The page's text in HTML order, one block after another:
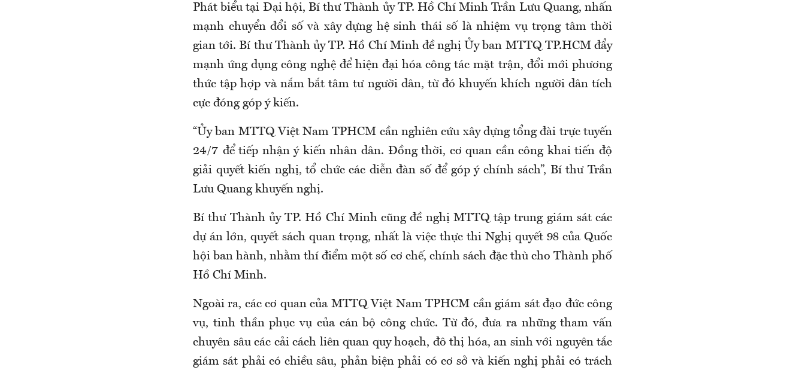
Phát biểu tại Đại hội, Bí thư Thành ủy TP. Hồ Chí Minh Trần Lưu Quang, nhấn
mạnh chuyển đổi số và xây dựng hệ sinh thái số là nhiệm vụ trọng tâm thời
gian tới. Bí thư Thành ủy TP. Hồ Chí Minh đề nghị Ủy ban MTTQ TP.HCM đẩy
mạnh ứng dụng công nghệ để hiện đại hóa công tác mặt trận, đổi mới phương
thức tập hợp và nắm bắt tâm tư người dân, từ đó khuyến khích người dân tích
cực đóng góp ý kiến.
“Ủy ban MTTQ Việt Nam TPHCM cần nghiên cứu xây dựng tổng đài trực tuyến
24/7 để tiếp nhận ý kiến nhân dân. Đồng thời, cơ quan cần công khai tiến độ
giải quyết kiến nghị, tổ chức các diễn đàn số để góp ý chính sách”, Bí thư Trần
Lưu Quang khuyến nghị.
Bí thư Thành ủy TP. Hồ Chí Minh cũng đề nghị MTTQ tập trung giám sát các
dự án lớn, quyết sách quan trọng, nhất là việc thực thi Nghị quyết 98 của Quốc
hội ban hành, nhằm thí điểm một số cơ chế, chính sách đặc thù cho Thành phố
Hồ Chí Minh.
Ngoài ra, các cơ quan của MTTQ Việt Nam TPHCM cần giám sát đạo đức công
vụ, tinh thần phục vụ của cán bộ công chức. Từ đó, đưa ra những tham vấn
chuyên sâu các cải cách liên quan quy hoạch, đô thị hóa, an sinh với nguyên tắc
giám sát phải có chiều sâu, phản biện phải có cơ sở và kiến nghị phải có trách